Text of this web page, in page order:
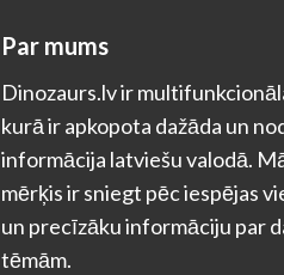
Par mums
Dinozaurs.lv ir
kurā ir apkopota dažāda un
informācija latviešu valodā.
mērķis ir sniegt pēc iespējas
un precīzāku informāciju par
tēmām.